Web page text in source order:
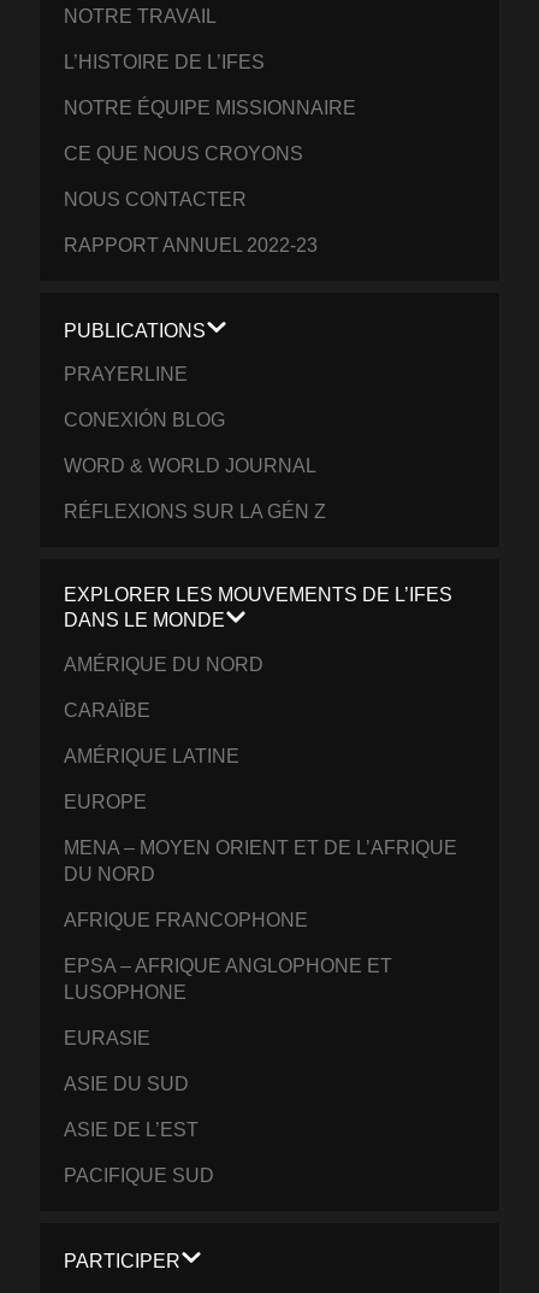
NOTRE TRAVAIL
L’HISTOIRE DE L’IFES
NOTRE ÉQUIPE MISSIONNAIRE
CE QUE NOUS CROYONS
NOUS CONTACTER
RAPPORT ANNUEL 2022-23
PUBLICATIONS
PRAYERLINE
CONEXIÓN BLOG
WORD & WORLD JOURNAL
RÉFLEXIONS SUR LA GÉN Z
EXPLORER LES MOUVEMENTS DE L’IFES
DANS LE MONDE
AMÉRIQUE DU NORD
CARAÏBE
AMÉRIQUE LATINE
EUROPE
MENA – MOYEN ORIENT ET DE L’AFRIQUE
DU NORD
AFRIQUE FRANCOPHONE
EPSA – AFRIQUE ANGLOPHONE ET
LUSOPHONE
EURASIE
ASIE DU SUD
ASIE DE L’EST
PACIFIQUE SUD
PARTICIPER